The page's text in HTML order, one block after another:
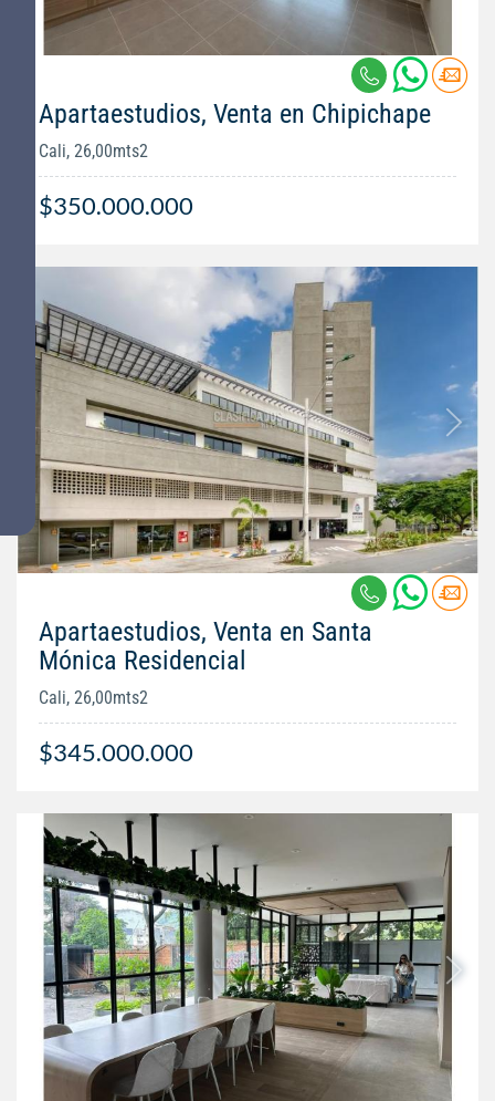
Apartaestudios, Venta en Chipichape
Cali, 26,00mts2
$350.000.000
Apartaestudios, Venta en Santa
Mónica Residencial
Cali, 26,00mts2
$345.000.000